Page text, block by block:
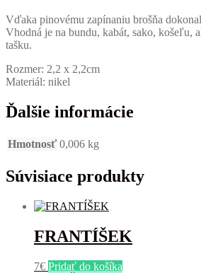
Vďaka pinovému zapínaniu brošňa
Vhodná je na bundu, kabát, sako, košeľu,
tašku.
Rozmer: 2,2 x 2,2cm
Materiál: nikel
Ďalšie informácie
Hmotnosť 0,006 kg
Súvisiace produkty
FRANTÍŠEK
7€ Pridať do košíka